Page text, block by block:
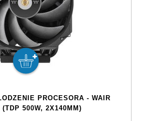
PROCESORA - WAIR
500W, 2X140MM)